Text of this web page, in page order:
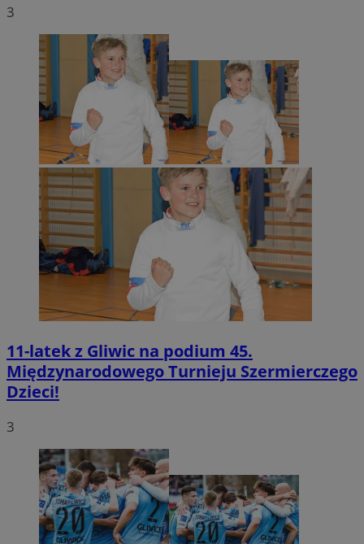
3
11-latek z Gliwic na podium 45.
Międzynarodowego Turnieju Szermierczego
Dzieci!
3